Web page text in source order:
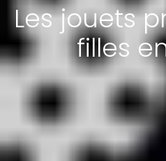
Les jouets
filles